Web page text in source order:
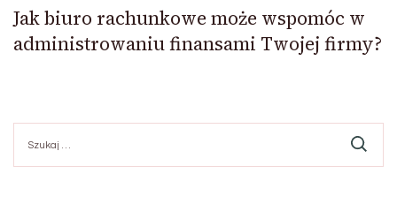
Jak biuro rachunkowe może wspomóc w
administrowaniu finansami Twojej firmy?